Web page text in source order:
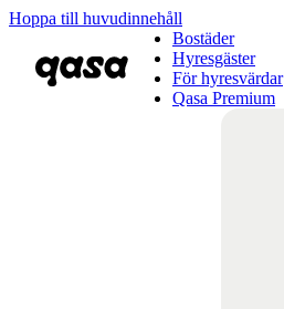
Hoppa till huvudinnehåll
Bostäder
Hyresgäster
För hyresvärdar
Qasa Premium